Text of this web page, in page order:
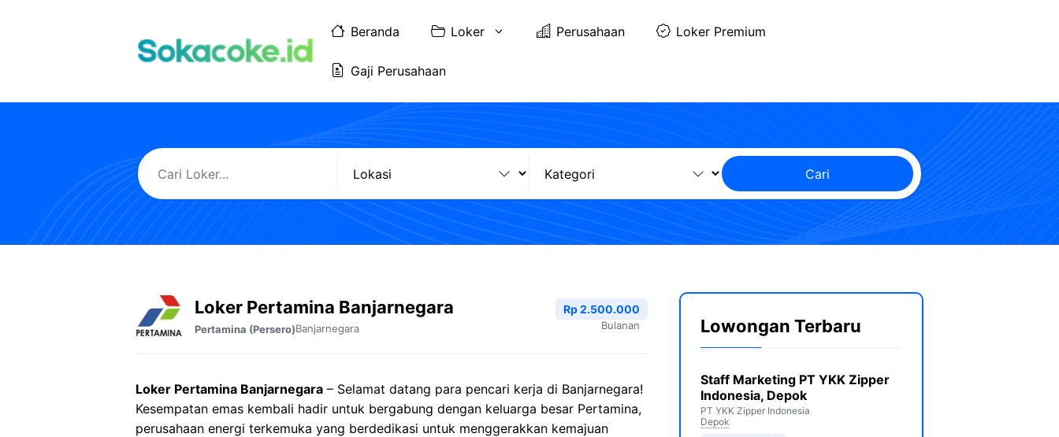
Beranda Loker Perusahaan Loker Premium
Gaji Perusahaan
Cari
Loker Pertamina Banjarnegara
Pertamina (Persero)Banjarnegara
Rp 2.500.000
Bulanan
Loker Pertamina Banjarnegara – Selamat datang para pencari kerja di Banjarnegara!
Kesempatan emas kembali hadir untuk bergabung dengan keluarga besar Pertamina,
perusahaan energi terkemuka yang berdedikasi untuk menggerakkan kemajuan
Lowongan Terbaru
Staff Marketing PT YKK Zipper
Indonesia, Depok
PT YKK Zipper Indonesia
Depok